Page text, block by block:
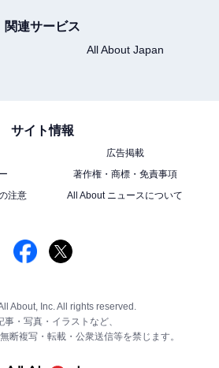
関連サービス
All About Japan
サイト情報
広告掲載
著作権・商標・免責事項
注意
All About ニュースについて
About, Inc. All rights reserved.
事・写真・イラストなど、
断複写・転載・公衆送信等を禁じます。